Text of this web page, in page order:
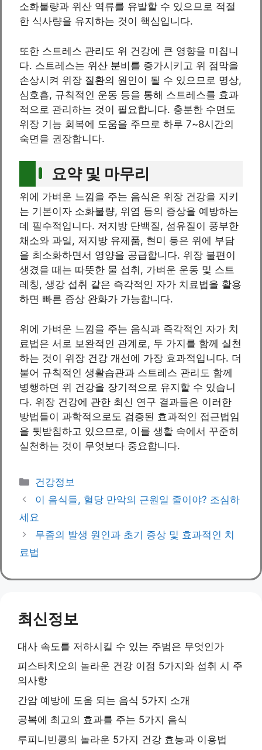
소화불량과 위산 역류를 유발할 수 있으므로 적절
한 식사량을 유지하는 것이 핵심입니다.
또한 스트레스 관리도 위 건강에 큰 영향을 미칩니
다. 스트레스는 위산 분비를 증가시키고 위 점막을
손상시켜 위장 질환의 원인이 될 수 있으므로 명상,
심호흡, 규칙적인 운동 등을 통해 스트레스를 효과
적으로 관리하는 것이 필요합니다. 충분한 수면도
위장 기능 회복에 도움을 주므로 하루 7~8시간의
숙면을 권장합니다.
요약 및 마무리
위에 가벼운 느낌을 주는 음식은 위장 건강을 지키
는 기본이자 소화불량, 위염 등의 증상을 예방하는
데 필수적입니다. 저지방 단백질, 섬유질이 풍부한
채소와 과일, 저지방 유제품, 현미 등은 위에 부담
을 최소화하면서 영양을 공급합니다. 위장 불편이
생겼을 때는 따뜻한 물 섭취, 가벼운 운동 및 스트
레칭, 생강 섭취 같은 즉각적인 자가 치료법을 활용
하면 빠른 증상 완화가 가능합니다.
위에 가벼운 느낌을 주는 음식과 즉각적인 자가 치
료법은 서로 보완적인 관계로, 두 가지를 함께 실천
하는 것이 위장 건강 개선에 가장 효과적입니다. 더
불어 규칙적인 생활습관과 스트레스 관리도 함께
병행하면 위 건강을 장기적으로 유지할 수 있습니
다. 위장 건강에 관한 최신 연구 결과들은 이러한
방법들이 과학적으로도 검증된 효과적인 접근법임
을 뒷받침하고 있으므로, 이를 생활 속에서 꾸준히
실천하는 것이 무엇보다 중요합니다.
Categories
건강정보
이 음식들, 혈당 만악의 근원일 줄이야? 조심하
세요
무좀의 발생 원인과 초기 증상 및 효과적인 치
료법
최신정보
대사 속도를 저하시킬 수 있는 주범은 무엇인가
피스타치오의 놀라운 건강 이점 5가지와 섭취 시 주
의사항
간암 예방에 도움 되는 음식 5가지 소개
공복에 최고의 효과를 주는 5가지 음식
루피니빈콩의 놀라운 5가지 건강 효능과 이용법